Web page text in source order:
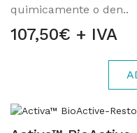
quimicamente o den..
107,50€ + IVA